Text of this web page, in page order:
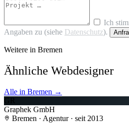
Ich
Angaben zu (siehe Datenschutz).
Weitere in Bremen
Ähnliche Webdesigner
Alle in Bremen →
GR
Graphek GmbH
Bremen · Agentur · seit 2013